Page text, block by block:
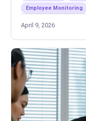
Employee Monitoring
April 9, 2026